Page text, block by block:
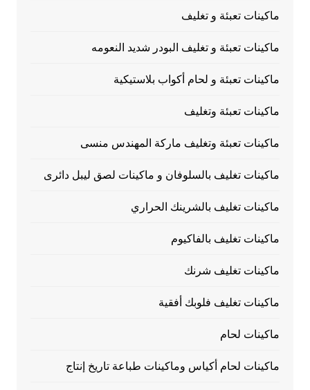
ماكينات تعبئة و تغليف
ماكينات تعبئة و تغليف البودر شديد النعومه
ماكينات تعبئة و لحام أكواب بلاستيكية
ماكينات تعبئة وتغليف
ماكينات تعبئة وتغليف ماركة المهندس منسى
ماكينات تغليف بالسلوفان و ماكينات لصق ليبل دائرى
ماكينات تغليف بالشرينك الحراري
ماكينات تغليف بالفاكيوم
ماكينات تغليف شرنك
ماكينات تغليف فلوبك أفقية
ماكينات لحام
ماكينات لحام أكياس وماكينات طباعة تاريخ إنتاج